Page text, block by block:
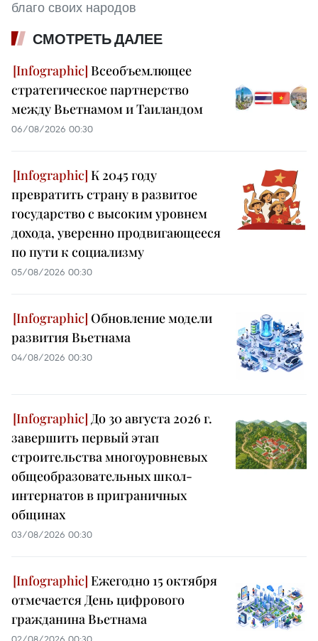
благо своих народов
СМОТРЕТЬ ДАЛЕЕ
Всеобъемлющее
стратегическое партнерство
между Вьетнамом и Таиландом
06/08/2026 00:30
К 2045 году
превратить страну в развитое
государство с высоким уровнем
дохода, уверенно продвигающееся
по пути к социализму
05/08/2026 00:30
Обновление модели
развития Вьетнама
04/08/2026 00:30
До 30 августа 2026 г.
завершить первый этап
строительства многоуровневых
общеобразовательных школ-
интернатов в приграничных
общинах
03/08/2026 00:30
Ежегодно 15 октября
отмечается День цифрового
гражданина Вьетнама